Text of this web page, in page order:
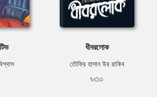
ধীবরলোক
তৌফির হাসান উর রাকিব
৳৩০